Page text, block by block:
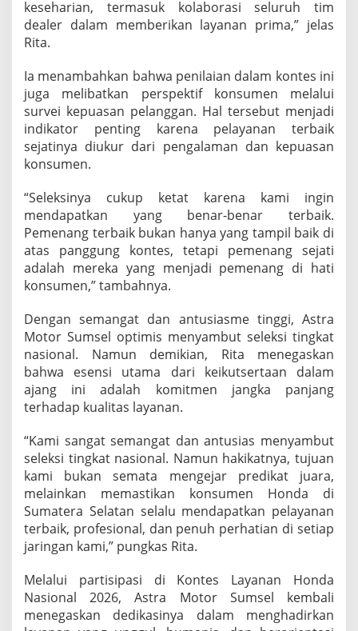
keseharian, termasuk kolaborasi seluruh tim
dealer dalam memberikan layanan prima,” jelas
Rita.
Ia menambahkan bahwa penilaian dalam kontes ini
juga melibatkan perspektif konsumen melalui
survei kepuasan pelanggan. Hal tersebut menjadi
indikator penting karena pelayanan terbaik
sejatinya diukur dari pengalaman dan kepuasan
konsumen.
“Seleksinya cukup ketat karena kami ingin
mendapatkan yang benar-benar terbaik.
Pemenang terbaik bukan hanya yang tampil baik di
atas panggung kontes, tetapi pemenang sejati
adalah mereka yang menjadi pemenang di hati
konsumen,” tambahnya.
Dengan semangat dan antusiasme tinggi, Astra
Motor Sumsel optimis menyambut seleksi tingkat
nasional. Namun demikian, Rita menegaskan
bahwa esensi utama dari keikutsertaan dalam
ajang ini adalah komitmen jangka panjang
terhadap kualitas layanan.
“Kami sangat semangat dan antusias menyambut
seleksi tingkat nasional. Namun hakikatnya, tujuan
kami bukan semata mengejar predikat juara,
melainkan memastikan konsumen Honda di
Sumatera Selatan selalu mendapatkan pelayanan
terbaik, profesional, dan penuh perhatian di setiap
jaringan kami,” pungkas Rita.
Melalui partisipasi di Kontes Layanan Honda
Nasional 2026, Astra Motor Sumsel kembali
menegaskan dedikasinya dalam menghadirkan